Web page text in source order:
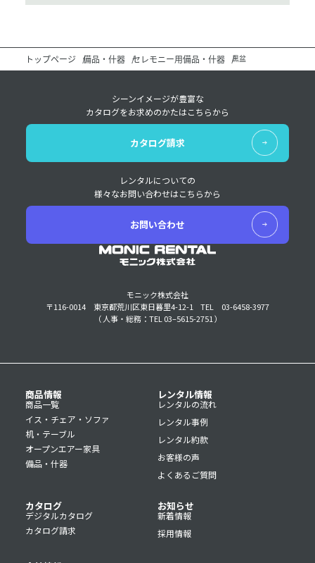
トップページ 備品・什器 セレモニー用備品・什器 黒盆
モニック株式会社
〒116-0014 東京都荒川区東日暮里4-12-1
TEL 03-6458-3977
（ 人事・総務：TEL 03–5615-2751 ）
シーンイメージが豊富な
カタログをお求めのかたはこちらから
カタログ請求
レンタルについての
様々なお問い合わせはこちらから
お問い合わせ
商品情報
商品一覧
イス・チェア・ソファ
机・テーブル
オープンエアー家具
備品・什器
レンタル情報
レンタルの流れ
レンタル事例
レンタル約款
お客様の声
よくあるご質問
カタログ
デジタルカタログ
カタログ請求
お知らせ
新着情報
採用情報